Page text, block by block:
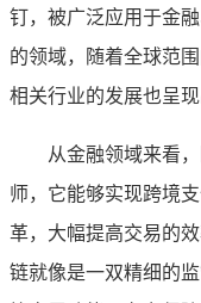
钉，被广泛应用于金
的领域，随着全球范
相关行业的发展也呈
从金融领域来看
师，它能够实现跨境
革，大幅提高交易的
链就像是一双精细的